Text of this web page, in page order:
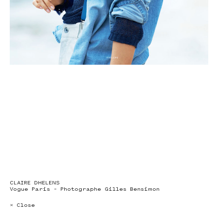
CLAIRE DHELENS
Vogue Paris – Photographe Gilles Bensimon
× Close